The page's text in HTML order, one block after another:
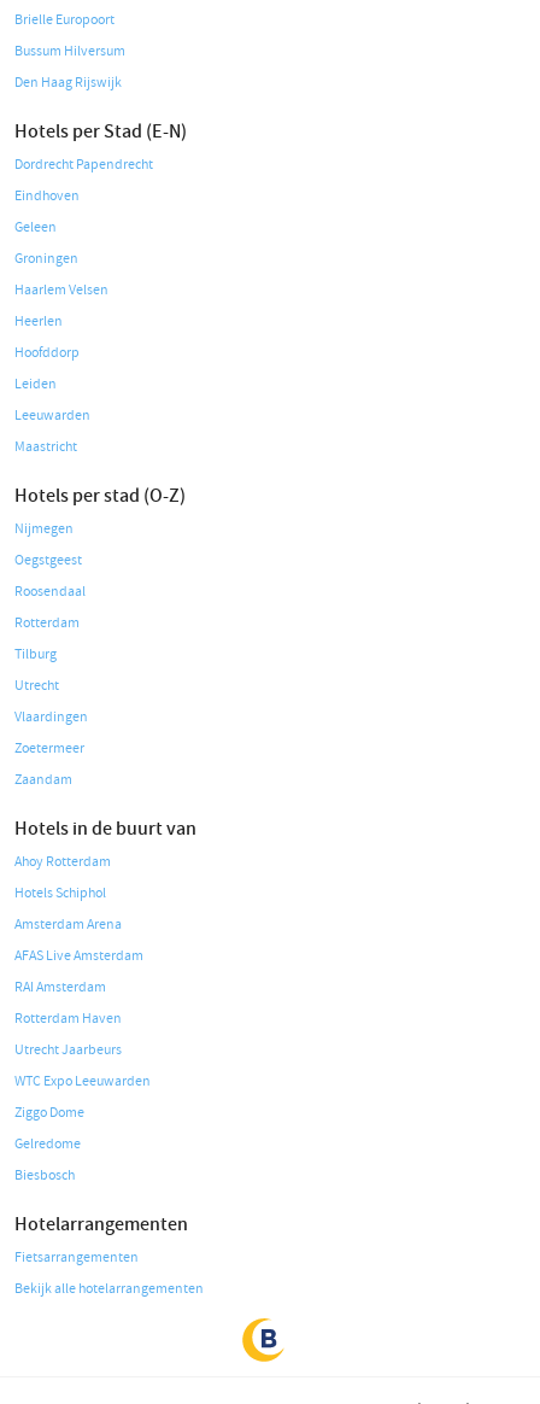
Brielle Europoort
Bussum Hilversum
Den Haag Rijswijk
Hotels per Stad (E-N)
Dordrecht Papendrecht
Eindhoven
Geleen
Groningen
Haarlem Velsen
Heerlen
Hoofddorp
Leiden
Leeuwarden
Maastricht
Hotels per stad (O-Z)
Nijmegen
Oegstgeest
Roosendaal
Rotterdam
Tilburg
Utrecht
Vlaardingen
Zoetermeer
Zaandam
Hotels in de buurt van
Ahoy Rotterdam
Hotels Schiphol
Amsterdam Arena
AFAS Live Amsterdam
RAI Amsterdam
Rotterdam Haven
Utrecht Jaarbeurs
WTC Expo Leeuwarden
Ziggo Dome
Gelredome
Biesbosch
Hotelarrangementen
Fietsarrangementen
Bekijk alle hotelarrangementen